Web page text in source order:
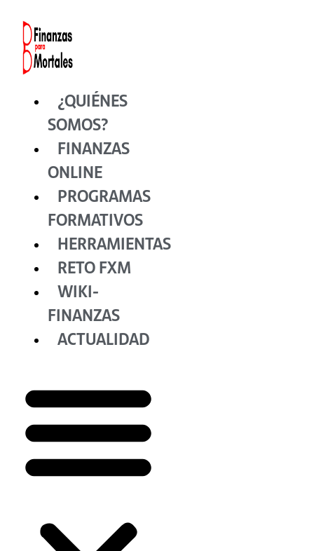
contenido
¿QUIÉNES
SOMOS?
FINANZAS
ONLINE
PROGRAMAS
FORMATIVOS
HERRAMIENTAS
RETO FXM
WIKI-
FINANZAS
ACTUALIDAD